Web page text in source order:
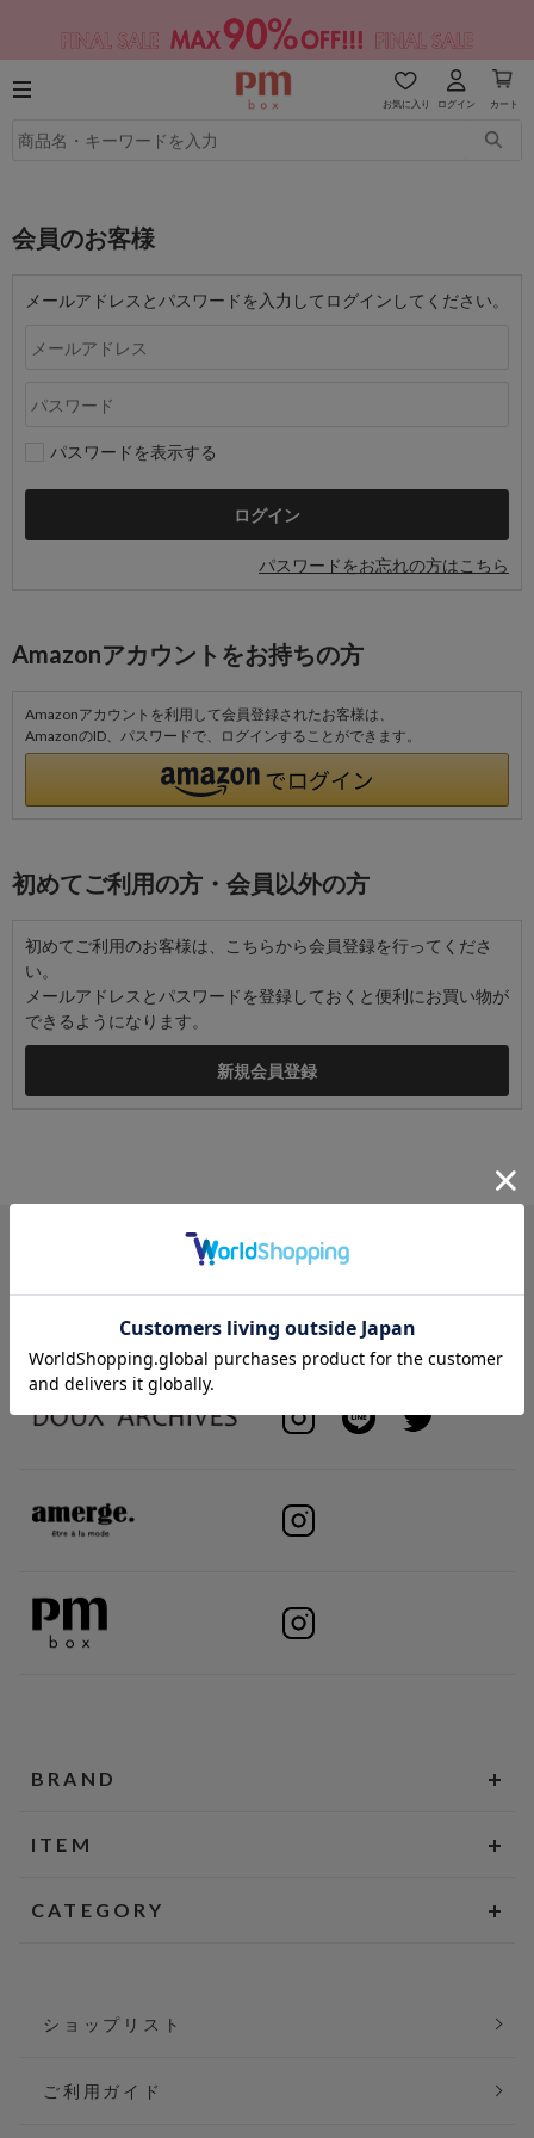
お気に入り ログイン カート
会員のお客様
メールアドレスとパスワードを入力してログインしてください。
パスワードを表示する
パスワードをお忘れの方はこちら
Amazonアカウントをお持ちの方
Amazonアカウントを利用して会員登録されたお客様は、
AmazonのID、パスワードで、ログインすることができます。
初めてご利用の方・会員以外の方
初めてご利用のお客様は、こちらから会員登録を行ってくださ
い。
メールアドレスとパスワードを登録しておくと便利にお買い物が
できるようになります。
BRAND
ITEM
CATEGORY
ショップリスト
ご利用ガイド